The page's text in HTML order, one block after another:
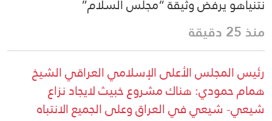
نتنياهو يرفض وثيقة “مجلس السلام”
منذ 25 دقيقة
رئيس المجلس الأعلى الإسلامي العراقي الشيخ
همام حمودي: هناك مشروع خبيث لايجاد نزاع
شيعي- شيعي في العراق وعلى الجميع الانتباه